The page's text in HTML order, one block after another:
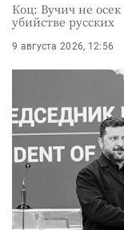
Коц: Вучич не
убийстве русских
9 августа 2026, 12:56